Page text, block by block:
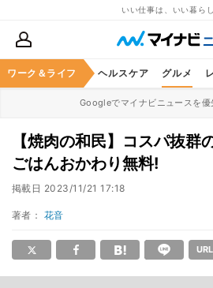
いい仕事は、いい暮ら
ワーク＆ライフ
マネー 暮らし ヘルスケア グルメ
Googleでマイナビニュースを優
【焼肉の和民】コスパ抜群
ごはんおかわり無料!
掲載日 2023/11/21 17:18
著者： 花音